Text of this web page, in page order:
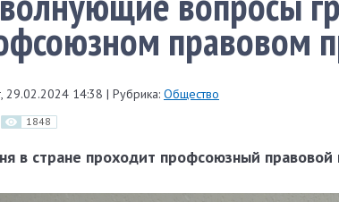
правовом
29.02.2024 14:38 | Рубрика: Общество
1848
в стране проходит профсоюзный